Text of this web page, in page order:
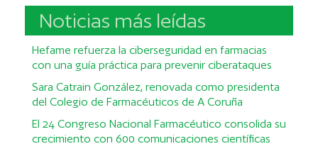
Noticias más leídas
Hefame refuerza la ciberseguridad en farmacias
con una guía práctica para prevenir ciberataques
Sara Catrain González, renovada como presidenta
del Colegio de Farmacéuticos de A Coruña
El 24 Congreso Nacional Farmacéutico consolida su
crecimiento con 600 comunicaciones científicas